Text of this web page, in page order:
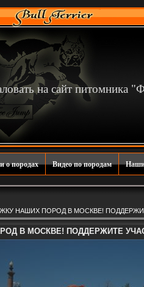
на сайт питомника
о породах Видео по породам Наши
НАШИХ ПОРОД В МОСКВЕ!
В МОСКВЕ! ПОДДЕРЖИТЕ